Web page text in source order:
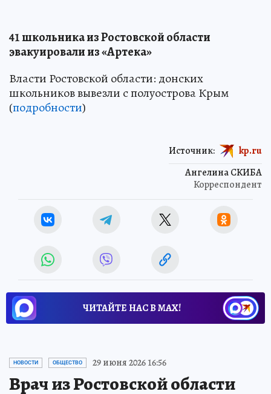
41 школьника из Ростовской области
эвакуировали из «Артека»
Власти Ростовской области: донских
школьников вывезли с полуострова Крым
(подробности)
Ангелина СКИБА
Корреспондент
Источник: kp.ru
ЧИТАЙТЕ НАС В МАХ!
НОВОСТИ ОБЩЕСТВО 29 июня 2026 16:56
Врач из Ростовской области